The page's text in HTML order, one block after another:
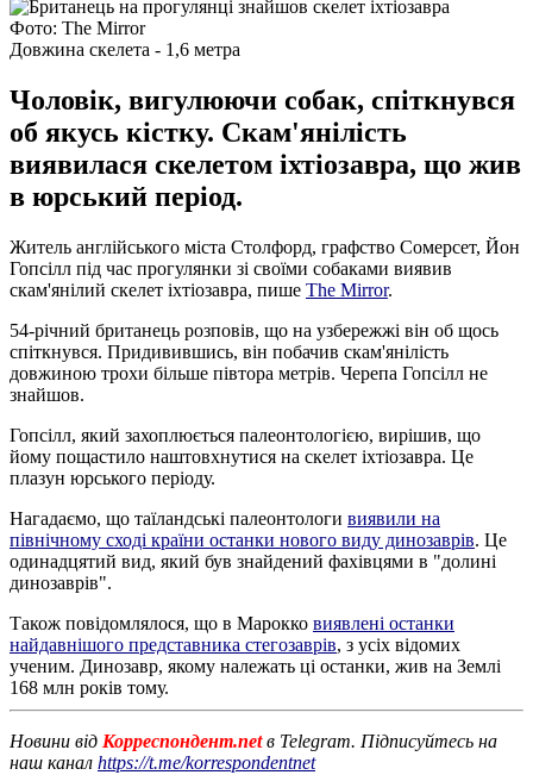
Фото: The Mirror
Довжина скелета - 1,6 метра
Чоловік, вигулюючи собак, спіткнувся
об якусь кістку. Скам'янілість
виявилася скелетом іхтіозавра, що жив
в юрський період.
Житель англійського міста Столфорд, графство Сомерсет, Йон
Гопсілл під час прогулянки зі своїми собаками виявив
скам'янілий скелет іхтіозавра, пише The Mirror.
54-річний британець розповів, що на узбережжі він об щось
спіткнувся. Придивившись, він побачив скам'янілість
довжиною трохи більше півтора метрів. Черепа Гопсілл не
знайшов.
Гопсілл, який захоплюється палеонтологією, вирішив, що
йому пощастило наштовхнутися на скелет іхтіозавра. Це
плазун юрського періоду.
Нагадаємо, що таїландські палеонтологи виявили на
північному сході країни останки нового виду динозаврів. Це
одинадцятий вид, який був знайдений фахівцями в "долині
динозаврів".
Також повідомлялося, що в Марокко виявлені останки
найдавнішого представника стегозаврів, з усіх відомих
ученим. Динозавр, якому належать ці останки, жив на Землі
168 млн років тому.
Новини від Корреспондент.netв Telegram. Підписуйтесь на
наш канал https://t.me/korrespondentnet